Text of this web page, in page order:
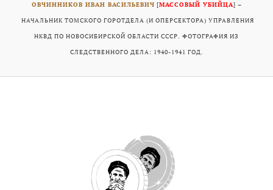
ОВЧИННИКОВ ИВАН ВАСИЛЬЕВИЧ [МАССОВЫЙ УБИЙЦА] –
НАЧАЛЬНИК ТОМСКОГО ГОРОТДЕЛА (И ОПЕРСЕКТОРА) УПРАВЛЕНИЯ
НКВД ПО НОВОСИБИРСКОЙ ОБЛАСТИ СССР. ФОТОГРАФИЯ ИЗ
СЛЕДСТВЕННОГО ДЕЛА: 1940-1941 ГОД.